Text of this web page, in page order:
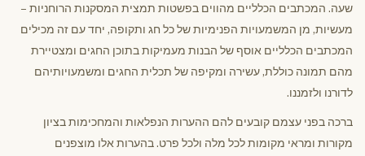
שעה. המכתבים הכלליים מהווים בפשטות תמצית המסקנות הרוחניות –
מעשיות, מן המשמעויות הפנימיות של כל חג ותקופה, יחד עם זה מכילים
המכתבים הכלליים אוסף של הבנות מעמיקות בתוכן החגים ומצטיירת
מהם תמונה כוללת, עשירה ומקיפה של תכלית החגים ומשמעויותיהם
לדורנו ולזמננו.
ברכה בפני עצמם קובעים להם ההערות הנפלאות והמחכימות בציון
מקורות ומראי מקומות לכל מלה ולכל פרט. בהערות אלו מוצפנים